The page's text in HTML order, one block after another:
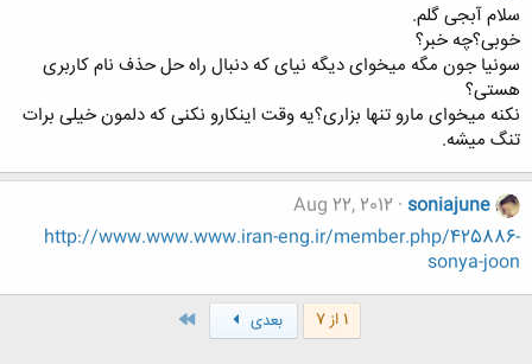
سلام آبجی گلم.
خوبی؟چه خبر؟
سونیا جون مگه میخوای دیگه نیای که دنبال راه حل حذف نام کاربری
هستی؟
نکنه میخوای مارو تنها بزاری؟یه وقت اینکارو نکنی که دلمون خیلی برات
تنگ میشه.
soniajune
Aug 22, 2012
http://www.www.www.iran-eng.ir/member.php/425886-
sonya-joon
1 از 7 بعدی